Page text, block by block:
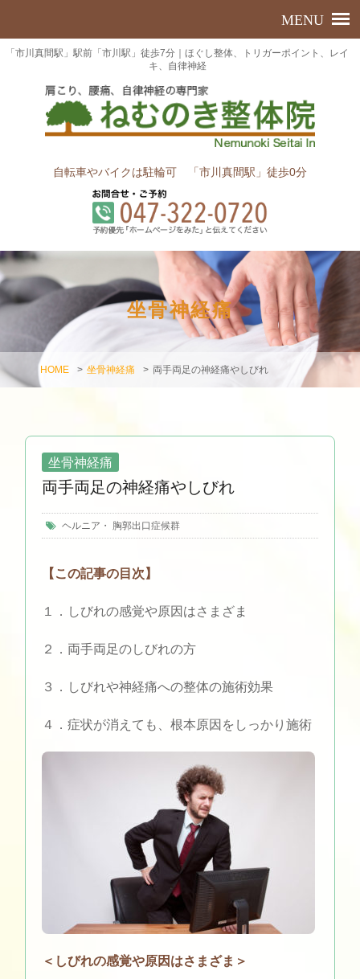
「市川真間駅」駅前「市川駅」徒歩7分｜ほぐし整体、トリガーポイント、レイ
キ、自律神経
自転車やバイクは駐輪可 「市川真間駅」徒歩0分
坐骨神経痛
HOME > 坐骨神経痛 > 両手両足の神経痛やしびれ
坐骨神経痛
両手両足の神経痛やしびれ
ヘルニア ・ 胸郭出口症候群
【この記事の目次】
１．しびれの感覚や原因はさまざま
２．両手両足のしびれの方
３．しびれや神経痛への整体の施術効果
４．症状が消えても、根本原因をしっかり施術
＜しびれの感覚や原因はさまざま＞